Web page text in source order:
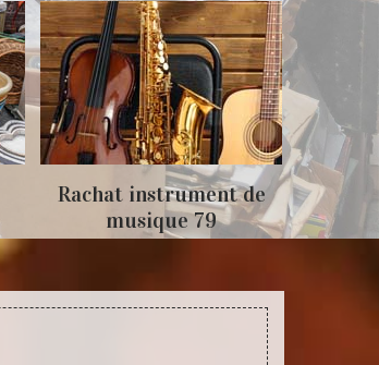
Rachat instrument de
musique 79